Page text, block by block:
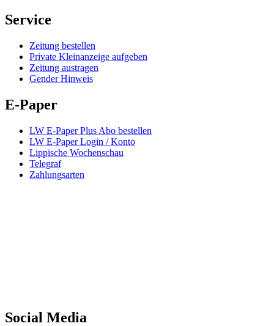
Service
Zeitung bestellen
Private Kleinanzeige aufgeben
Zeitung austragen
Gender Hinweis
E-Paper
LW E-Paper Plus Abo bestellen
LW E-Paper Login / Konto
Lippische Wochenschau
Telegraf
Zahlungsarten
Social Media